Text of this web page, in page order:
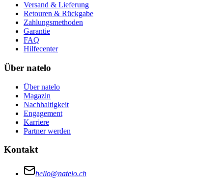
Versand & Lieferung
Retouren & Rückgabe
Zahlungsmethoden
Garantie
FAQ
Hilfecenter
Über natelo
Über natelo
Magazin
Nachhaltigkeit
Engagement
Karriere
Partner werden
Kontakt
hello@natelo.ch